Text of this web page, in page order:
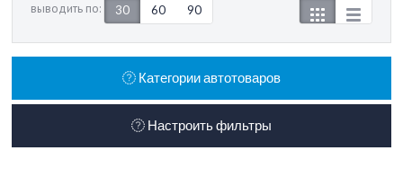
выводить по: 30 60 90
Категории автотоваров
Настроить фильтры